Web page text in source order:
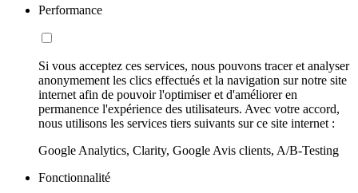
Performance
Si vous acceptez ces services, nous pouvons tracer et analyser
anonymement les clics effectués et la navigation sur notre site
internet afin de pouvoir l'optimiser et d'améliorer en
permanence l'expérience des utilisateurs. Avec votre accord,
nous utilisons les services tiers suivants sur ce site internet :
Google Analytics, Clarity, Google Avis clients, A/B-Testing
Fonctionnalité